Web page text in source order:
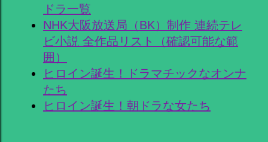
ドラ一覧
NHK大阪放送局（BK）制作 連続テレ
ビ小説 全作品リスト（確認可能な範
囲）
ヒロイン誕生！ドラマチックなオンナ
たち
ヒロイン誕生！朝ドラな女たち